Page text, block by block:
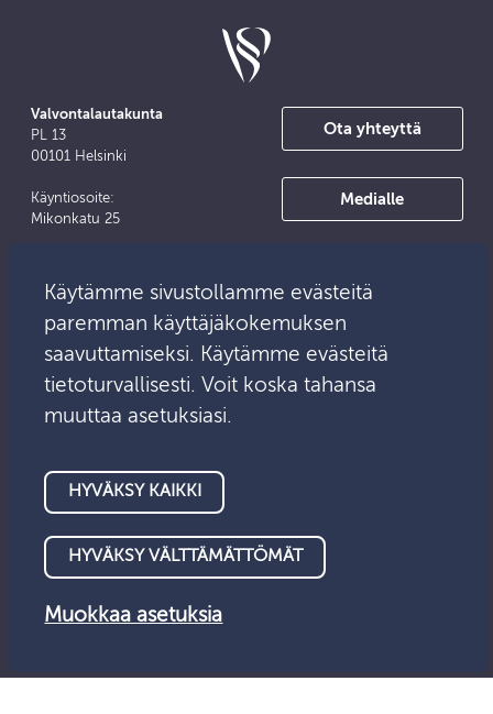
Valvontalautakunta
PL 13
00101 Helsinki
Käyntiosoite:
Mikonkatu 25
info@valvontalautakunta.fi
Ota yhteyttä
Medialle
Käytämme sivustollamme evästeitä
paremman käyttäjäkokemuksen
saavuttamiseksi. Käytämme evästeitä
tietoturvallisesti. Voit koska tahansa
muuttaa asetuksiasi.
HYVÄKSY VÄLTTÄMÄTTÖMÄT
HYVÄKSY KAIKKI
Muokkaa asetuksia